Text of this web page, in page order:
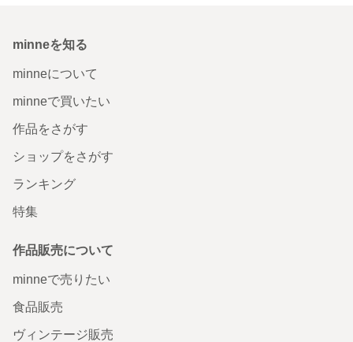
minneを知る
minneについて
minneで買いたい
作品をさがす
ショップをさがす
ランキング
特集
作品販売について
minneで売りたい
食品販売
ヴィンテージ販売